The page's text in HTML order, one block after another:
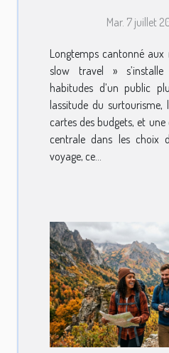
Mar. 7 juillet
Longtemps cantonné aux
slow travel »
habitudes d’un public
lassitude du
cartes des budgets, et
centrale dans les choix
voyage, ce...